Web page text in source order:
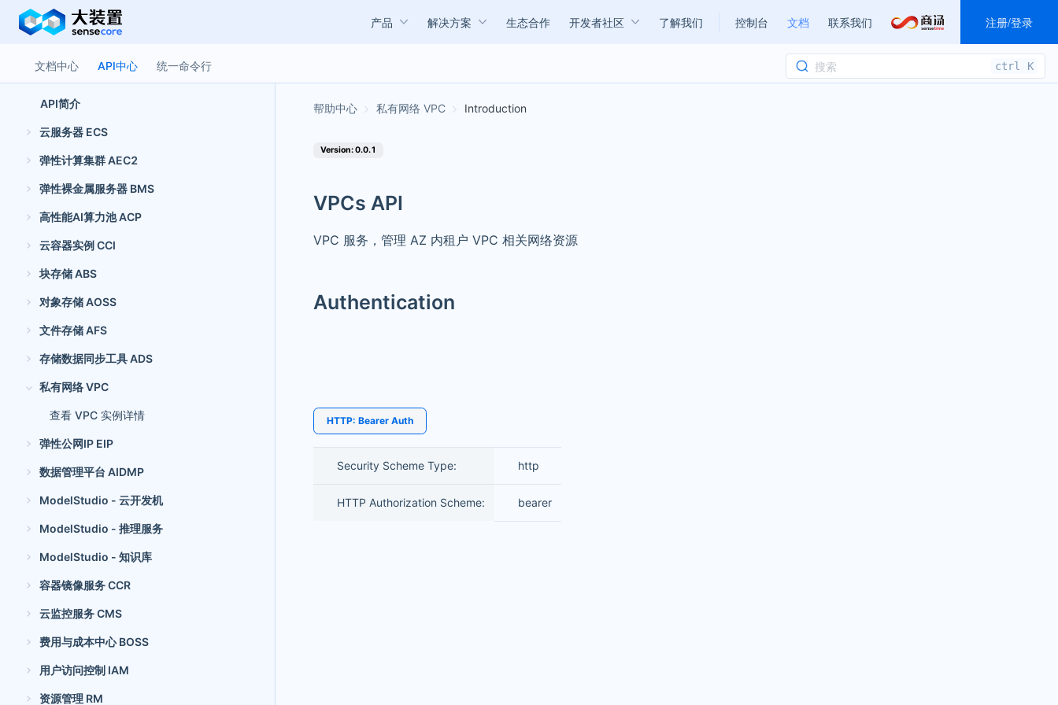
产品 解决方案 生态合作 开发者社区 了解我们 控制台 文档 联系我们 注册/登录
文档中心 API中心 统一命令行 ctrl K
API简介
云服务器 ECS
弹性计算集群 AEC2
弹性裸金属服务器 BMS
高性能AI算力池 ACP
云容器实例 CCI
块存储 ABS
对象存储 AOSS
文件存储 AFS
存储数据同步工具 ADS
私有网络 VPC
查看 VPC 实例详情
弹性公网IP EIP
数据管理平台 AIDMP
ModelStudio - 云开发机
ModelStudio - 推理服务
ModelStudio - 知识库
容器镜像服务 CCR
云监控服务 CMS
费用与成本中心 BOSS
用户访问控制 IAM
资源管理 RM
私有网络 VPC Introduction
Version: 0.0.1
VPCs API
VPC 服务，管理 AZ 内租户 VPC 相关网络资源
Authentication
HTTP: Bearer Auth
Security Scheme Type: http
HTTP Authorization Scheme: bearer